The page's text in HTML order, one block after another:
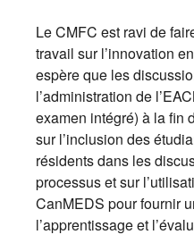
Le CMFC est ravi de
travail sur l’innovation
espère que les
l’administration de
examen intégré) à la fin
sur l’inclusion des
résidents dans les
processus et sur
CanMEDS pour fournir
l’apprentissage et